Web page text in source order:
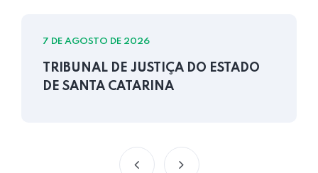
7 DE AGOSTO DE 2026
TRIBUNAL DE JUSTIÇA DO ESTADO
DE SANTA CATARINA